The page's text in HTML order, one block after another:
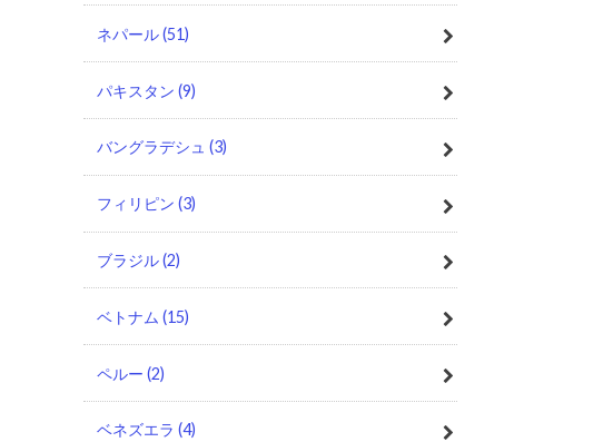
ネパール(51)
パキスタン (9)
バングラデシュ (3)
フィリピン (3)
ブラジル(2)
ベトナム (15)
ペルー (2)
ベネズエラ (4)